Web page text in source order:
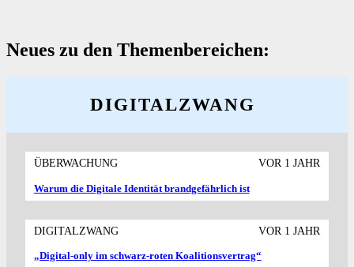
Neues zu den Themenbereichen:
DIGITALZWANG
ÜBERWACHUNG VOR 1 JAHR
Warum die Digitale Identität brand­gefährlich ist
DIGITALZWANG VOR 1 JAHR
„Digital-only im schwarz-roten Koalitionsvertrag“